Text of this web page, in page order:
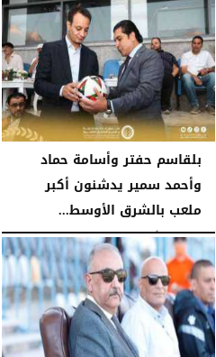
بلقاسم حفتر وأسامة حماد
وأحمد سمير يدشنون أكبر
ملعب بالشرق الأوسط...
الخميس، 17 أكتوبر 2024 03:04 مـ